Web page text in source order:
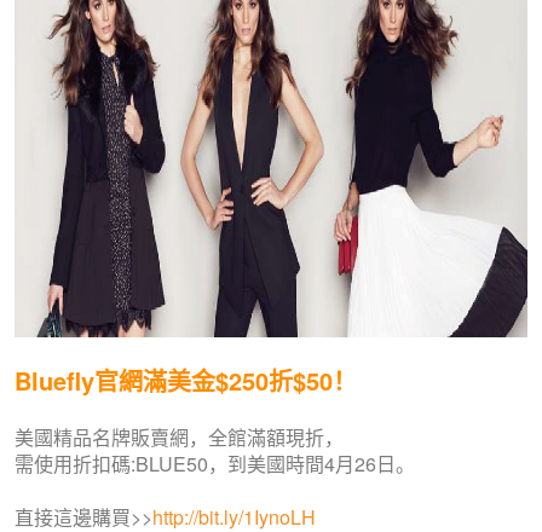
Bluefly官網滿美金$250折$50！
美國精品名牌販賣網，全館滿額現折，
需使用折扣碼:BLUE50，到美國時間4月26日。
直接這邊購買>>http://bit.ly/1IynoLH